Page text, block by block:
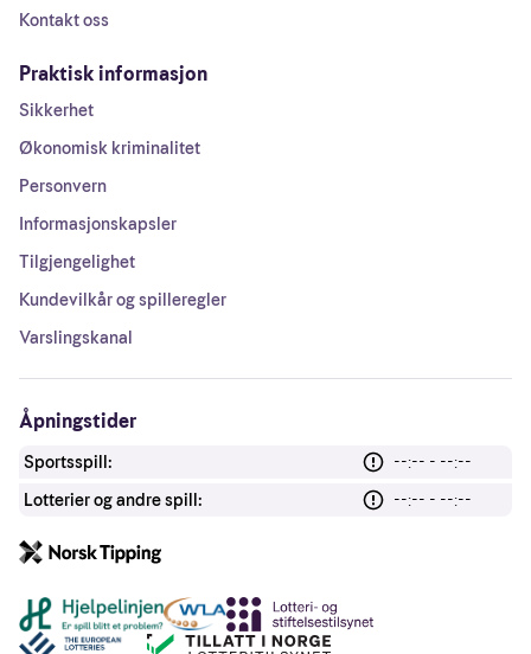
Kontakt oss
Praktisk informasjon
Sikkerhet
Økonomisk kriminalitet
Personvern
Informasjonskapsler
Tilgjengelighet
Kundevilkår og spilleregler
Varslingskanal
Åpningstider
Sportsspill:
--:-- - --:--
Lotterier og andre spill:
--:-- - --:--
Andre lenker